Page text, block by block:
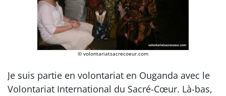
© volontariatsacrecoeur.com
Je suis partie en volontariat en Ouganda avec le
Volontariat International du Sacré-Cœur. Là-bas,